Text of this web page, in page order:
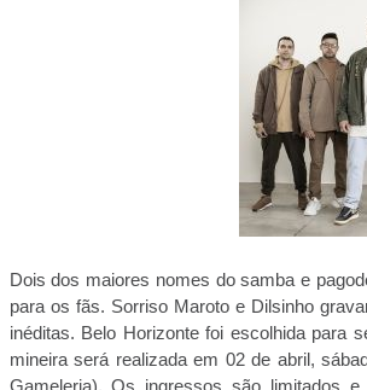
Dois dos maiores nomes do samba e
para os fãs. Sorriso Maroto e Dilsinho
inéditas. Belo Horizonte foi escolhida para
mineira será realizada em 02 de abril,